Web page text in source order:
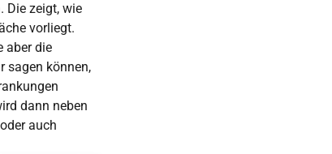
Die zeigt, wie
vorliegt.
aber die
sagen können,
dann neben
auch